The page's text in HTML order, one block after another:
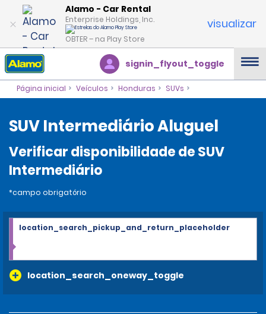
Alamo - Car Rental
Enterprise Holdings, Inc.
OBTER – na Play Store
visualizar
signin_flyout_toggle
Página inicial Veículos Honduras SUVs
SUV Intermediário Aluguel
Verificar disponibilidade de SUV
Intermediário
*campo obrigatório
location_search_oneway_toggle
location_search_pickup_and_return_placeholder